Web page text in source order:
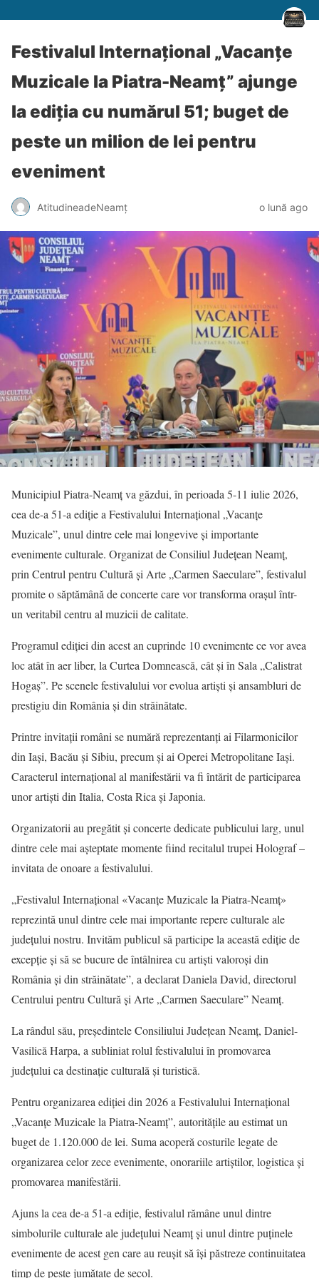
Festivalul Internațional „Vacanțe
Muzicale la Piatra-Neamț” ajunge
la ediția cu numărul 51; buget de
peste un milion de lei pentru
eveniment
AtitudineadeNeamț o lună ago
Municipiul Piatra-Neamț va găzdui, în perioada 5-11 iulie 2026,
cea de-a 51-a ediție a Festivalului Internațional „Vacanțe
Muzicale”, unul dintre cele mai longevive și importante
evenimente culturale. Organizat de Consiliul Județean Neamț,
prin Centrul pentru Cultură și Arte „Carmen Saeculare”, festivalul
promite o săptămână de concerte care vor transforma orașul într-
un veritabil centru al muzicii de calitate.
Programul ediției din acest an cuprinde 10 evenimente ce vor avea
loc atât în aer liber, la Curtea Domnească, cât și în Sala „Calistrat
Hogaș”. Pe scenele festivalului vor evolua artiști și ansambluri de
prestigiu din România și din străinătate.
Printre invitații români se numără reprezentanți ai Filarmonicilor
din Iași, Bacău și Sibiu, precum și ai Operei Metropolitane Iași.
Caracterul internațional al manifestării va fi întărit de participarea
unor artiști din Italia, Costa Rica și Japonia.
Organizatorii au pregătit și concerte dedicate publicului larg, unul
dintre cele mai așteptate momente fiind recitalul trupei Holograf –
invitata de onoare a festivalului.
„Festivalul Internațional «Vacanțe Muzicale la Piatra-Neamț»
reprezintă unul dintre cele mai importante repere culturale ale
județului nostru. Invităm publicul să participe la această ediție de
excepție și să se bucure de întâlnirea cu artiști valoroși din
România și din străinătate”, a declarat Daniela David, directorul
Centrului pentru Cultură și Arte „Carmen Saeculare” Neamț.
La rândul său, președintele Consiliului Județean Neamț, Daniel-
Vasilică Harpa, a subliniat rolul festivalului în promovarea
județului ca destinație culturală și turistică.
Pentru organizarea ediției din 2026 a Festivalului Internațional
„Vacanțe Muzicale la Piatra-Neamț”, autoritățile au estimat un
buget de 1.120.000 de lei. Suma acoperă costurile legate de
organizarea celor zece evenimente, onorariile artiștilor, logistica și
promovarea manifestării.
Ajuns la cea de-a 51-a ediție, festivalul rămâne unul dintre
simbolurile culturale ale județului Neamț și unul dintre puținele
evenimente de acest gen care au reușit să își păstreze continuitatea
timp de peste jumătate de secol.